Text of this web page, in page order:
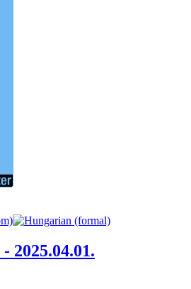
2025.04.01.